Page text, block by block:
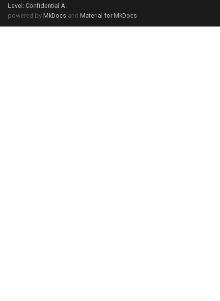
Level: Confidential A.
powered by MkDocs and Material for MkDocs